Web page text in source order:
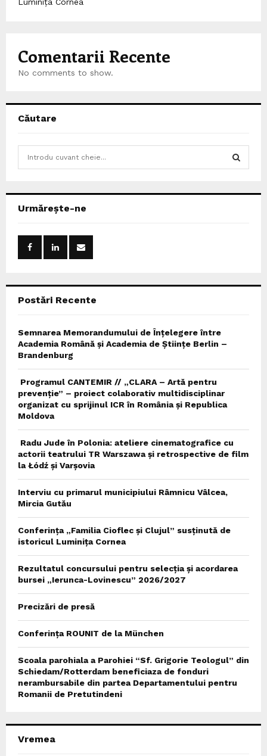
Comentarii Recente
No comments to show.
Căutare
h
Urmărește-ne
Postări Recente
Semnarea Memorandumului de Înțelegere între
Academia Română și Academia de Științe Berlin –
Brandenburg
Programul CANTEMIR // „CLARA – Artă pentru
prevenție” – proiect colaborativ multidisciplinar
organizat cu sprijinul ICR în România și Republica
Moldova
Radu Jude în Polonia: ateliere cinematografice cu
actorii teatrului TR Warszawa și retrospective de film
la Łódź și Varșovia
Interviu cu primarul municipiului Râmnicu Vâlcea,
Mircia Gutău
Conferința „Familia Cioflec și Clujul” susținută de
istoricul Luminița Cornea
Rezultatul concursului pentru selecția și acordarea
bursei „Ierunca-Lovinescu” 2026/2027
Precizări de presă
Conferința ROUNIT de la München
Scoala parohiala a Parohiei “Sf. Grigorie Teologul” din
Schiedam/Rotterdam beneficiaza de fonduri
nerambursabile din partea Departamentului pentru
Romanii de Pretutindeni
Vremea